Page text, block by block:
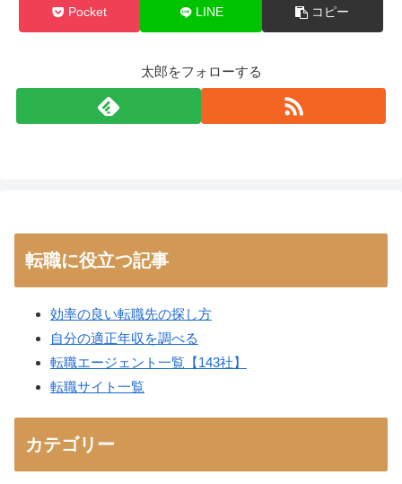
Pocket LINE コピー
太郎をフォローする
転職に役立つ記事
効率の良い転職先の探し方
自分の適正年収を調べる
転職エージェント一覧【143社】
転職サイト一覧
カテゴリー